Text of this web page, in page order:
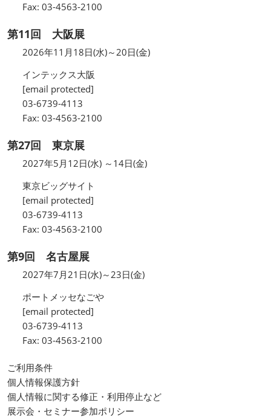
Fax: 03-4563-2100
第11回 大阪展
2026年11月18日(水)～20日(金)
インテックス大阪
[email protected]
03-6739-4113
Fax: 03-4563-2100
第27回 東京展
2027年5月12日(水) ～14日(金)
東京ビッグサイト
[email protected]
03-6739-4113
Fax: 03-4563-2100
第9回 名古屋展
2027年7月21日(水)～23日(金)
ポートメッセなごや
[email protected]
03-6739-4113
Fax: 03-4563-2100
ご利用条件
個人情報保護方針
個人情報に関する修正・利用停止など
展示会・セミナー参加ポリシー